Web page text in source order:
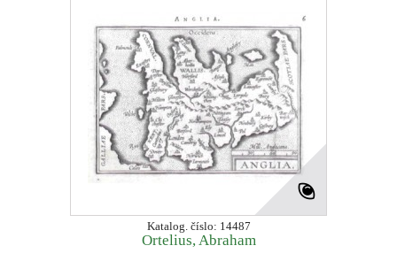
Katalog. číslo: 14487
Ortelius, Abraham